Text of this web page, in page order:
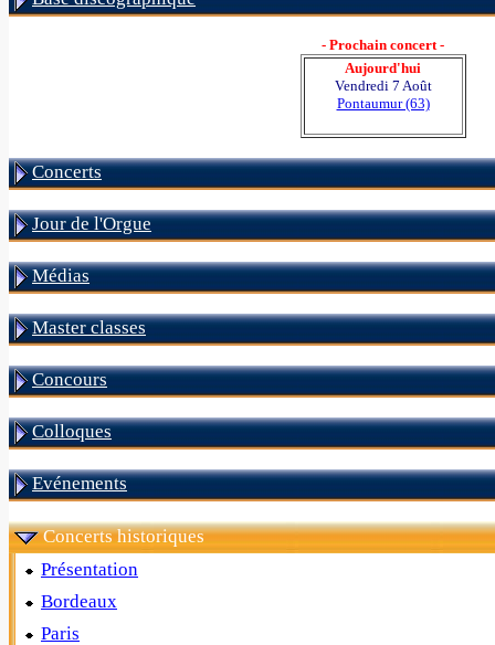
- Prochain concert -
Aujourd'hui
Vendredi 7 Août
Pontaumur (63)
Concerts
Jour de l'Orgue
Médias
Master classes
Concours
Colloques
Evénements
Concerts historiques
Présentation
Bordeaux
Paris